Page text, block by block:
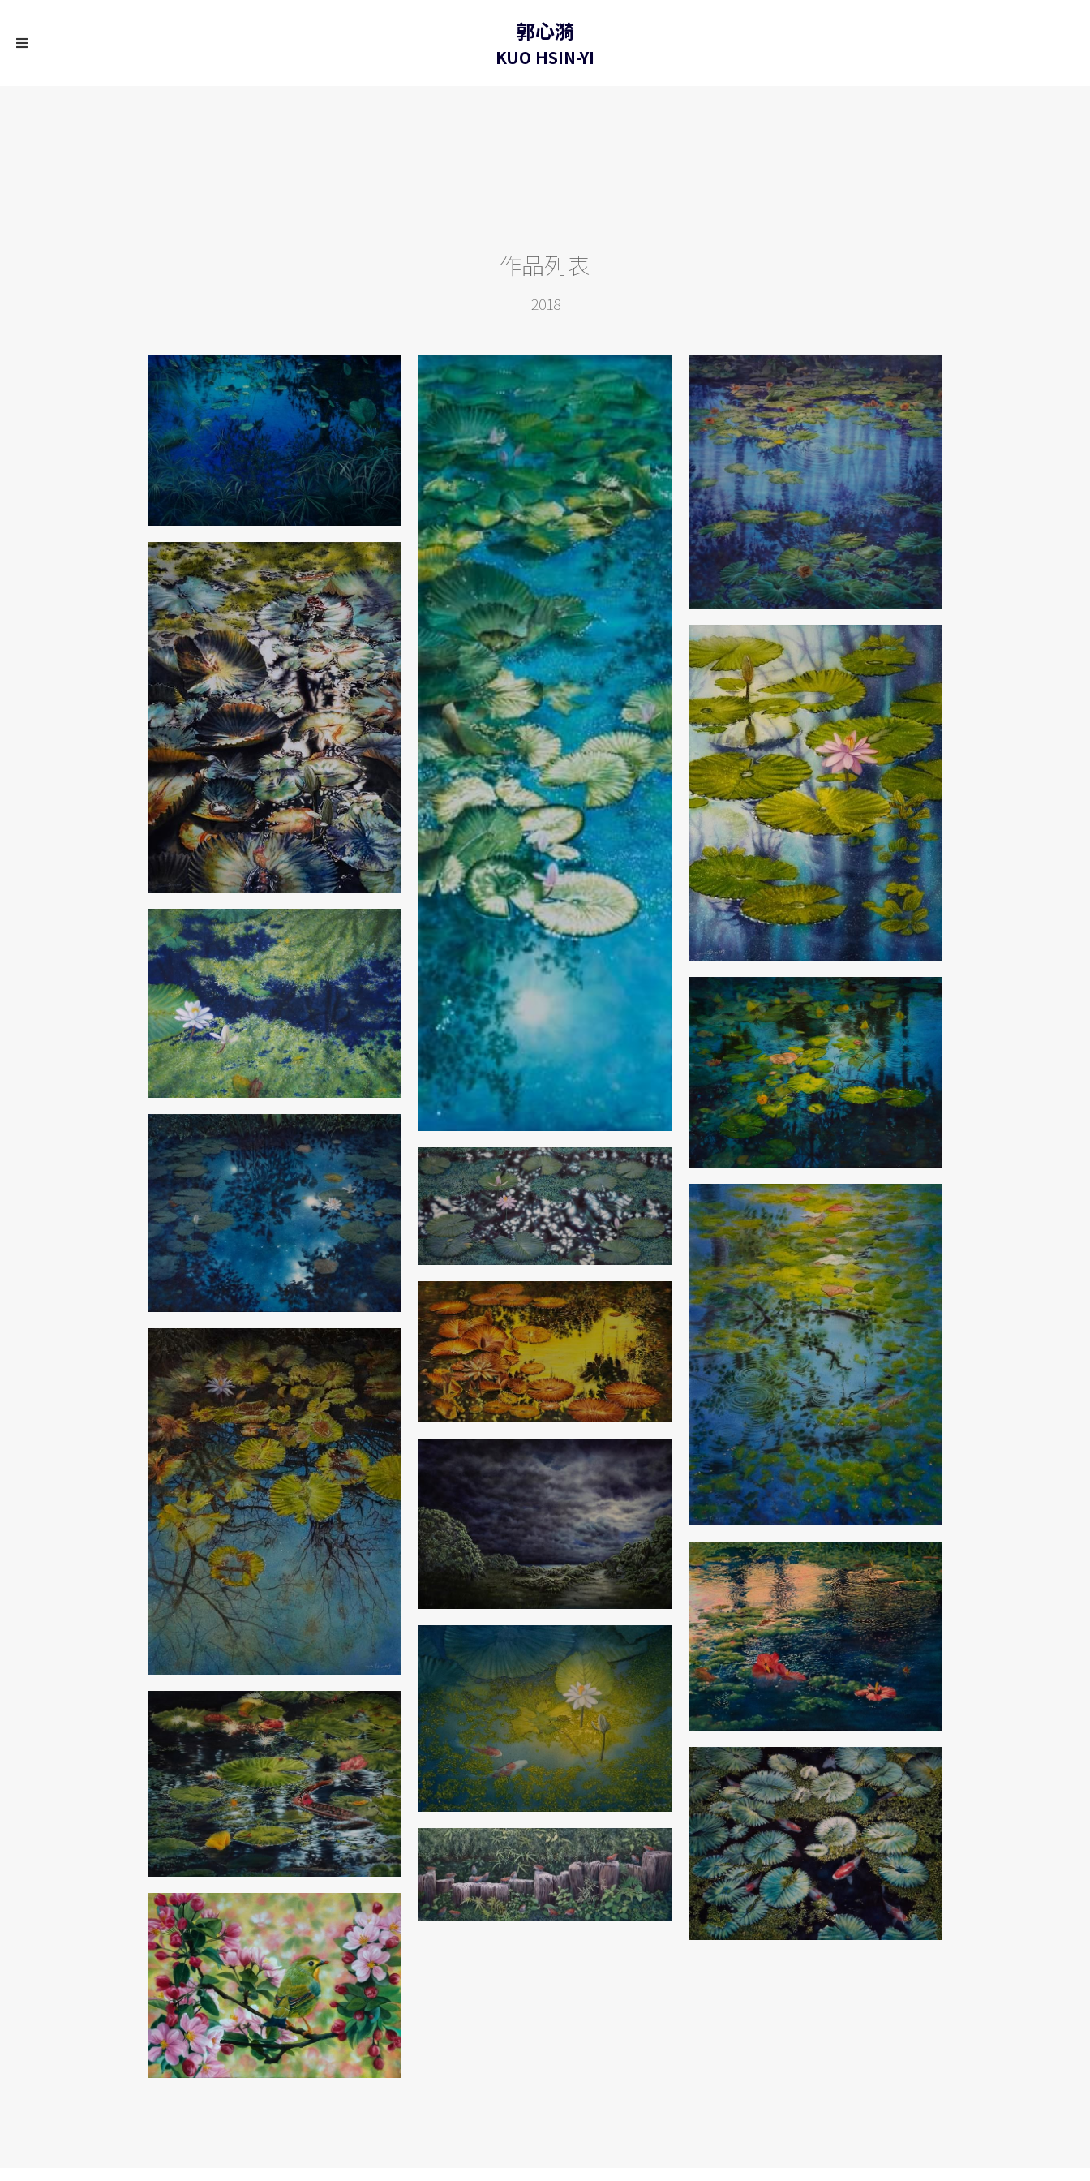
郭心漪
KUO HSIN-YI
2018